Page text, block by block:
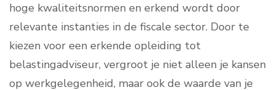
hoge kwaliteitsnormen en erkend wordt door
relevante instanties in de fiscale sector. Door te
kiezen voor een erkende opleiding tot
belastingadviseur, vergroot je niet alleen je kansen
op werkgelegenheid, maar ook de waarde van je